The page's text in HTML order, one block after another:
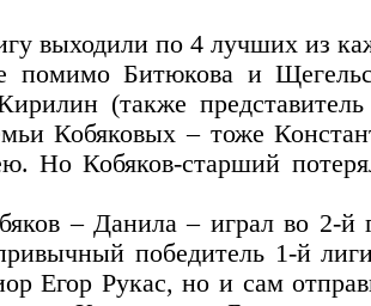
выходили по 4 лучших из
помимо Битюкова и
(также
Кобяковых – тоже
Но Кобяков-старший
– Данила – играл во 2-й
победитель 1-й
Егор Рукас, но и сам